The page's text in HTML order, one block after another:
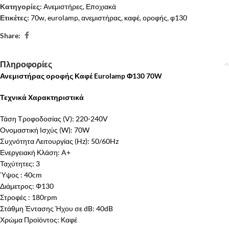
Κατηγορίες: Ανεμιστήρες, Εποχιακά
Ετικέτες: 70w,eurolamp,ανεμιστήρας, καφέ,οροφής,φ130
Share:
Πληροφορίες
Ανεμιστήρας οροφής Καφέ Eurolamp Φ130 70W
Τεχνικά Χαρακτηριστικά
Τάση Τροφοδοσίας (V): 220-240V
Ονομαστική Ισχύς (W): 70W
Συχνότητα Λειτουργίας (Hz): 50/60Hz
Ενεργειακή Κλάση: A+
Ταχύτητες: 3
Ύψος : 40cm
Διάμετρος: Φ130
Στροφές : 180rpm
Στάθμη Έντασης Ήχου σε dB: 40dB
Χρώμα Προϊόντος: Καφέ